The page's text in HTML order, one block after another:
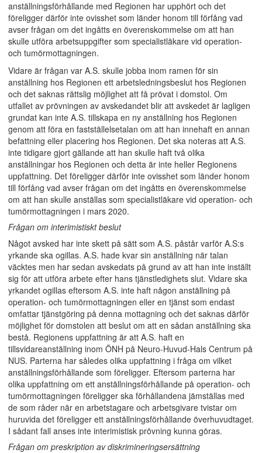
anställningsförhållande med Regionen har upphört och det
föreligger därför inte ovisshet som länder honom till förfång vad
avser frågan om det ingåtts en överenskommelse om att han
skulle utföra arbetsuppgifter som specialistläkare vid operation-
och tumörmottagningen.
Vidare är frågan var A.S. skulle jobba inom ramen för sin
anställning hos Regionen ett arbetsledningsbeslut hos Regionen
och det saknas rättslig möjlighet att få prövat i domstol. Om
utfallet av prövningen av avskedandet blir att avskedet är lagligen
grundat kan inte A.S. tillskapa en ny anställning hos Regionen
genom att föra en fastställelsetalan om att han innehaft en annan
befattning eller placering hos Regionen. Det ska noteras att A.S.
inte tidigare gjort gällande att han skulle haft två olika
anställningar hos Regionen och detta är inte heller Regionens
uppfattning. Det föreligger därför inte ovisshet som länder honom
till förfång vad avser frågan om det ingåtts en överenskommelse
om att han skulle anställas som specialistläkare vid operation- och
tumörmottagningen i mars 2020.
Frågan om interimistiskt beslut
Något avsked har inte skett på sätt som A.S. påstår varför A.S:s
yrkande ska ogillas. A.S. hade kvar sin anställning när talan
väcktes men har sedan avskedats på grund av att han inte inställt
sig för att utföra arbete efter hans tjänstledighets slut. Vidare ska
yrkandet ogillas eftersom A.S. inte haft någon anställning på
operation- och tumörmottagningen eller en tjänst som endast
omfattar tjänstgöring på denna mottagning och det saknas därför
möjlighet för domstolen att beslut om att en sådan anställning ska
bestå. Regionens uppfattning är att A.S. haft en
tillsvidareanställning inom ÖNH på Neuro-Huvud-Hals Centrum på
NUS. Parterna har således olika uppfattning i fråga om vilket
anställningsförhållande som föreligger. Eftersom parterna har
olika uppfattning om ett anställningsförhållande på operation- och
tumörmottagningen föreligger ska förhållandena jämställas med
de som råder när en arbetstagare och arbetsgivare tvistar om
huruvida det föreligger ett anställningsförhållande överhuvudtaget.
I sådant fall anses inte interimistisk prövning kunna göras.
Frågan om preskription av diskrimineringsersättning